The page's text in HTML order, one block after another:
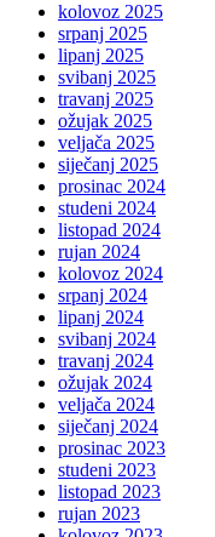
kolovoz 2025
srpanj 2025
lipanj 2025
svibanj 2025
travanj 2025
ožujak 2025
veljača 2025
siječanj 2025
prosinac 2024
studeni 2024
listopad 2024
rujan 2024
kolovoz 2024
srpanj 2024
lipanj 2024
svibanj 2024
travanj 2024
ožujak 2024
veljača 2024
siječanj 2024
prosinac 2023
studeni 2023
listopad 2023
rujan 2023